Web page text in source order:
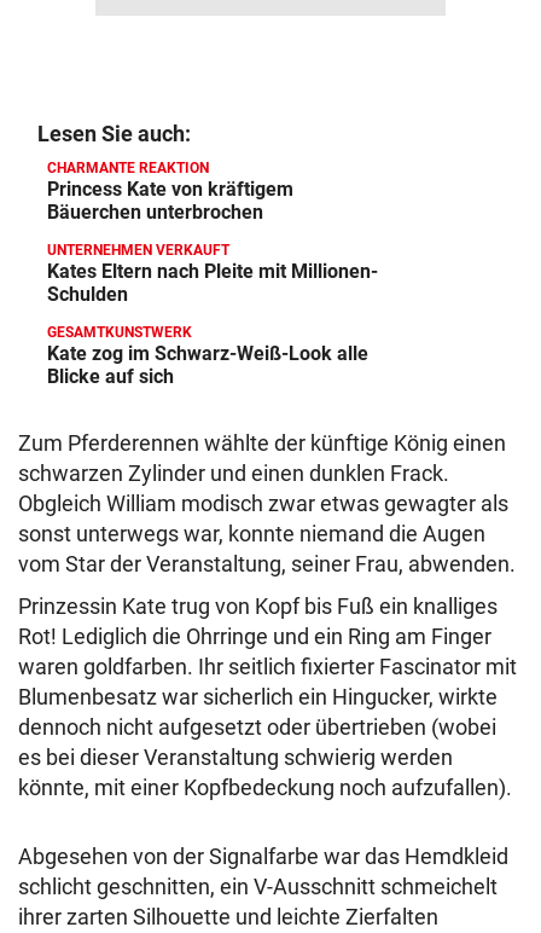
Lesen Sie auch:
CHARMANTE REAKTION
Princess Kate von kräftigem
Bäuerchen unterbrochen
UNTERNEHMEN VERKAUFT
Kates Eltern nach Pleite mit Millionen-
Schulden
GESAMTKUNSTWERK
Kate zog im Schwarz-Weiß-Look alle
Blicke auf sich
Zum Pferderennen wählte der künftige König einen
schwarzen Zylinder und einen dunklen Frack.
Obgleich William modisch zwar etwas gewagter als
sonst unterwegs war, konnte niemand die Augen
vom Star der Veranstaltung, seiner Frau, abwenden.
Prinzessin Kate trug von Kopf bis Fuß ein knalliges
Rot! Lediglich die Ohrringe und ein Ring am Finger
waren goldfarben. Ihr seitlich fixierter Fascinator mit
Blumenbesatz war sicherlich ein Hingucker, wirkte
dennoch nicht aufgesetzt oder übertrieben (wobei
es bei dieser Veranstaltung schwierig werden
könnte, mit einer Kopfbedeckung noch aufzufallen).
Abgesehen von der Signalfarbe war das Hemdkleid
schlicht geschnitten, ein V-Ausschnitt schmeichelt
ihrer zarten Silhouette und leichte Zierfalten